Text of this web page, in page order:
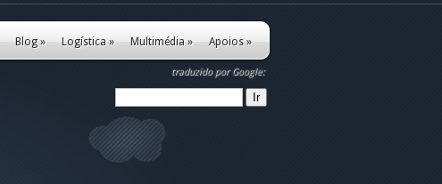
Blog» Logística » Multimédia » Apoios »
traduzido por Google: